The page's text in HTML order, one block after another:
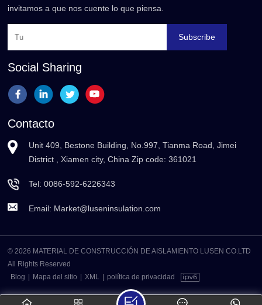
invitamos a que nos cuente lo que piensa.
Subscribe
Social Sharing
Contacto
Unit 409, Bestone Building, No.997, Tianma Road, Jimei
District , Xiamen city, China Zip code: 361021
Tel:0086-592-6226343
Email: Market@luseninsulation.com
© 2026 MATERIAL DE CONSTRUCCIÓN DE AISLAMIENTO LUSEN CO.LTD
All Rights Reserved
Blog
Mapa del sitio XML política de privacidad